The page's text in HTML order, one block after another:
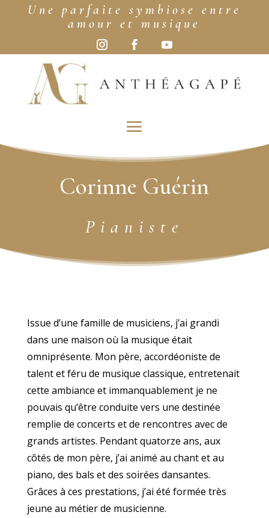
Une parfaite symbiose entre
amour et musique
Corinne Guérin
Pianiste
Issue d’une famille de musiciens, j’ai grandi
dans une maison où la musique était
omniprésente. Mon père, accordéoniste de
talent et féru de musique classique, entretenait
cette ambiance et immanquablement je ne
pouvais qu’être conduite vers une destinée
remplie de concerts et de rencontres avec de
grands artistes. Pendant quatorze ans, aux
côtés de mon père, j’ai animé au chant et au
piano, des bals et des soirées dansantes.
Grâces à ces prestations, j’ai été formée très
jeune au métier de musicienne.